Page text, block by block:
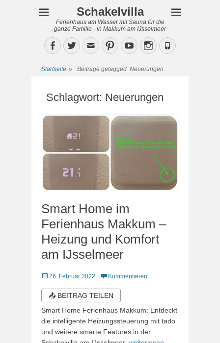
Schakelvilla
Ferienhaus am Wasser mit Sauna für die
ganze Familie - in Makkum am IJsselmeer
Facebook
TwitterEmailPinterestYouTubeInstagram
Phone
Startseite » Beiträge getagged Neuerungen
Schlagwort: Neuerungen
Smart Home im
Ferienhaus Makkum –
Heizung und Komfort
am IJsselmeer
Veröffentlicht
26. Februar 2022 Kommentieren
📤 BEITRAG TEILEN
Smart Home Ferienhaus Makkum: Entdeckt
die intelligente Heizungssteuerung mit tado
und weitere smarte Features in der